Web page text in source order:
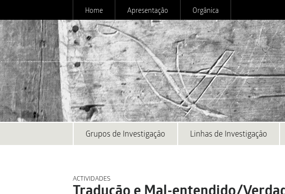
Home Apresentação Orgânica
Grupos de Investigação Linhas de Investigação
ACTIVIDADES